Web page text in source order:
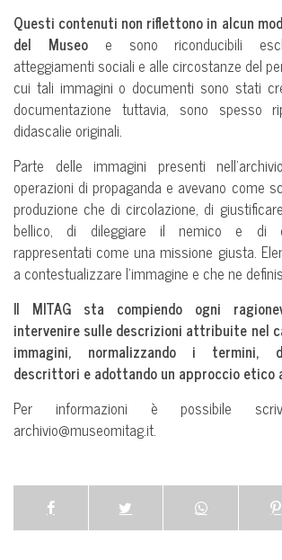
Questi contenuti non riflettono in alcun
del Museoe sono riconducibili
atteggiamenti sociali e alle circostanze del
cui tali immagini o documenti sono stati
documentazione tuttavia, sono spesso
didascalie originali.
Parte delle immagini presenti
operazioni di propaganda e avevano come
produzione che di circolazione, di
bellico, di dileggiare il nemico e di
rappresentati come una missione giusta.
a contestualizzare l’immagine e che ne
Il MITAG sta compiendo ogni
intervenire sulle descrizioni attribuite nel
immagini, normalizzando i termini,
descrittori e adottando un approccio
Per informazioni è possibile
archivio@museomitag.it.